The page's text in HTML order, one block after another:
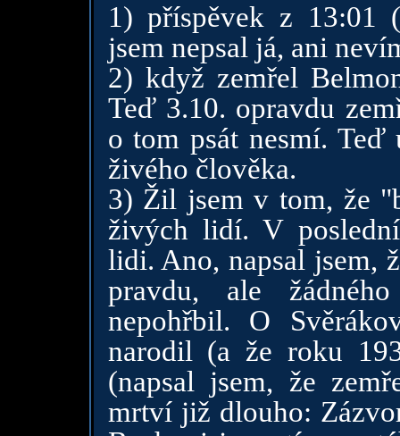
1) příspěvek z 13:01
jsem nepsal já, ani
2) když zemřel
Teď 3.10. opravdu
o tom psát nesmí.
živého člověka.
3) Žil jsem v tom, že
živých lidí. V
lidi. Ano, napsal jsem,
pravdu, ale
nepohřbil. O
narodil (a že roku
(napsal jsem, že
mrtví již dlouho: